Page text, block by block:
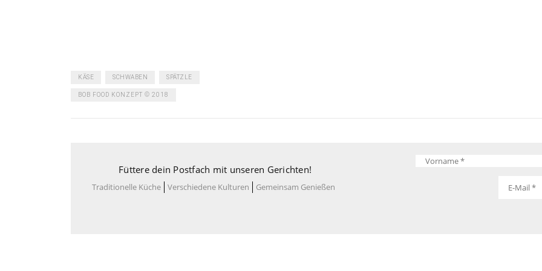
KÄSE SCHWABEN SPÄTZLE
BOB FOOD KONZEPT © 2018
Füttere dein Postfach mit unseren Gerichten!
Traditionelle Küche Verschiedene Kulturen Gemeinsam Genießen